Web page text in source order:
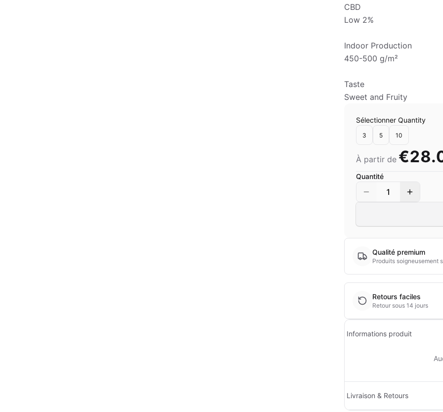
CBD
Low 2%
Indoor Production
450-500 g/m²
Taste
Sweet and Fruity
Sélectionner Quantity
3 5 10
À partir de
Quantité
1
Qualité premium
Produits soigneusement
Retours faciles
Retour sous 14 jours
Informations produit
Livraison & Retours